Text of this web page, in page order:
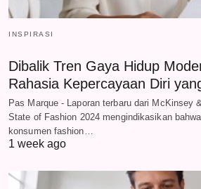
INSPIRASI
Dibalik Tren Gaya Hidup
Rahasia Kepercayaan Diri
Pas Marque - Laporan terbaru dari McKinsey
State of Fashion 2024 mengindikasikan
konsumen fashion…
1 week ago